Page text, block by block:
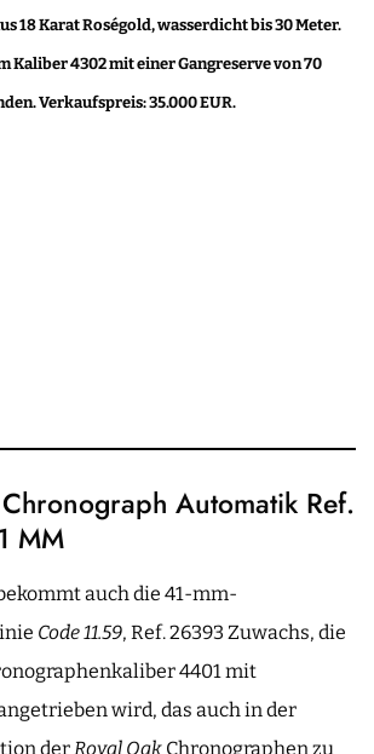
18 Karat Roségold, wasserdicht bis 30 Meter.
Kaliber 4302 mit einer Gangreserve von 70
Verkaufspreis: 35.000 EUR.
Automatik Ref.
MM
auch die 41-mm-
Code 11.59, Ref. 26393 Zuwachs, die
4401 mit
wird, das auch in der
derRoyal Oak Chronographen zu